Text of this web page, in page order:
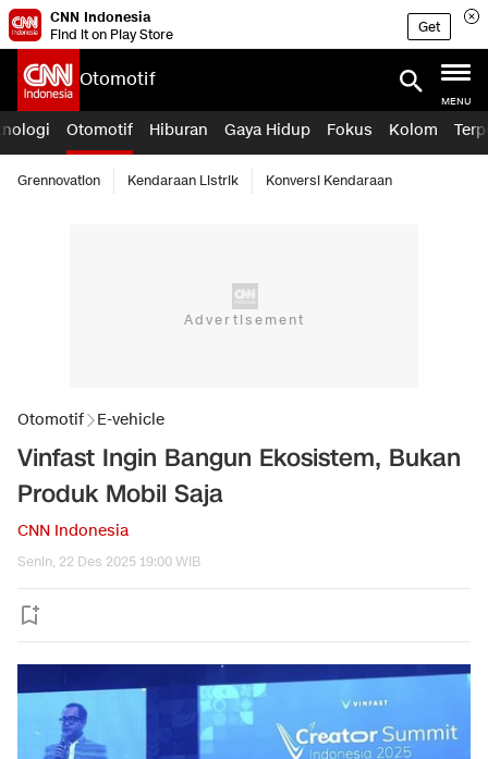
CNN Indonesia
Find it on Play Store
Get
Otomotif
MENU
Otomotif Hiburan Gaya Hidup Fokus Kolom
Grennovation Kendaraan Listrik Konversi Kendaraan
Otomotif E-vehicle
Vinfast Ingin Bangun Ekosistem, Bukan
Produk Mobil Saja
CNN Indonesia
Senin, 22 Des 2025 19:00 WIB